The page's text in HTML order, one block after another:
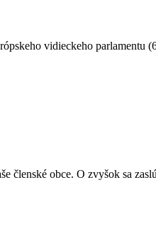
vidieckeho parlamentu
členské obce. O zvyšok sa